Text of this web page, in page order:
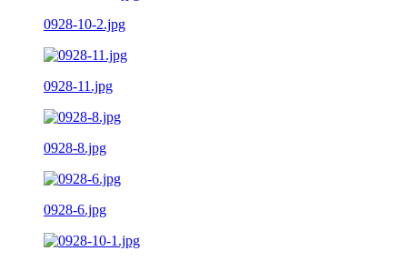
0928-10-2.jpg
0928-11.jpg
0928-8.jpg
0928-6.jpg